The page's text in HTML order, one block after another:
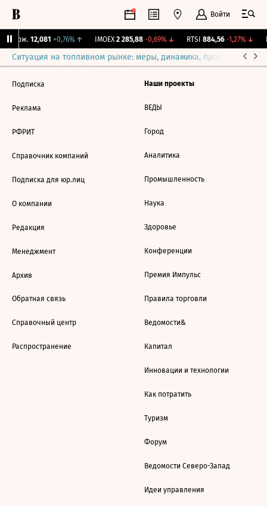
Войти
Бирж. 12,081 +0,76%↑ IMOEX 2 285,88 -0,69%↓ RTSI 884,56 -1,27%↓
Ситуация на топливном рынке: меры, динамика, прогнозы
Подписка
Реклама
РФРИТ
Справочник компаний
Подписка для юр.лиц
О компании
Редакция
Менеджмент
Архив
Обратная связь
Справочный центр
Распространение
Наши проекты
ВЕДЫ
Город
Аналитика
Промышленность
Наука
Здоровье
Конференции
Премия Импульс
Правила торговли
Ведомости&
Капитал
Инновации и технологии
Как потратить
Туризм
Форум
Ведомости Северо-Запад
Идеи управления